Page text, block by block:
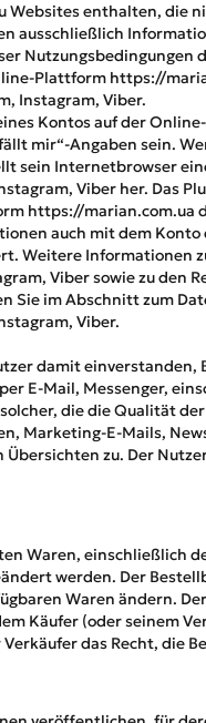
enthalten, die
ausschließlich
Nutzungsbedingungen
Plattform https://
Instagram, Viber.
Kontos auf der
mir“-Angaben sein.
sein Internetbrowser
Viber her. Das
https://marian.com.ua
auch mit dem Konto
Weitere Informationen
Viber sowie zu den
Sie im Abschnitt zum
Viber.
damit einverstanden,
E-Mail, Messenger,
die die Qualität
Marketing-E-Mails,
zu. Der
Waren, einschließlich
werden. Der
Waren ändern.
Käufer (oder seinem
das Recht, die